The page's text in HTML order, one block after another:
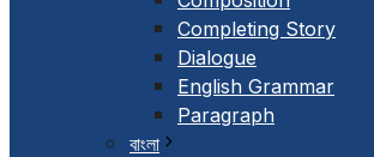
Completing Story
Dialogue
English Grammar
Paragraph
বাংলা